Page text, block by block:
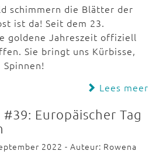
schimmern die Blätter der
ist da! Seit dem 23.
goldene Jahreszeit offiziell
Sie bringt uns Kürbisse,
Lees meer
Europäischer Tag
2022 - Auteur: Rowena